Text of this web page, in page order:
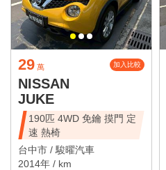
29 萬 加入比較
NISSAN
JUKE
190匹 4WD 免鑰 摸門 定
速 熱椅
台中市 / 駿曜汽車
2014年 / km